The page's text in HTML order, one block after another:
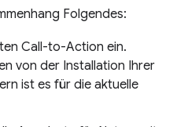
Folgendes:
Call-to-Action ein.
von der Installation Ihrer
ist es für die aktuelle